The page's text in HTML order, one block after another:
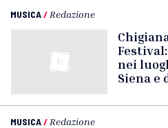
MUSICA/ Redazione
nei
Siena e
MUSICA/ Redazione